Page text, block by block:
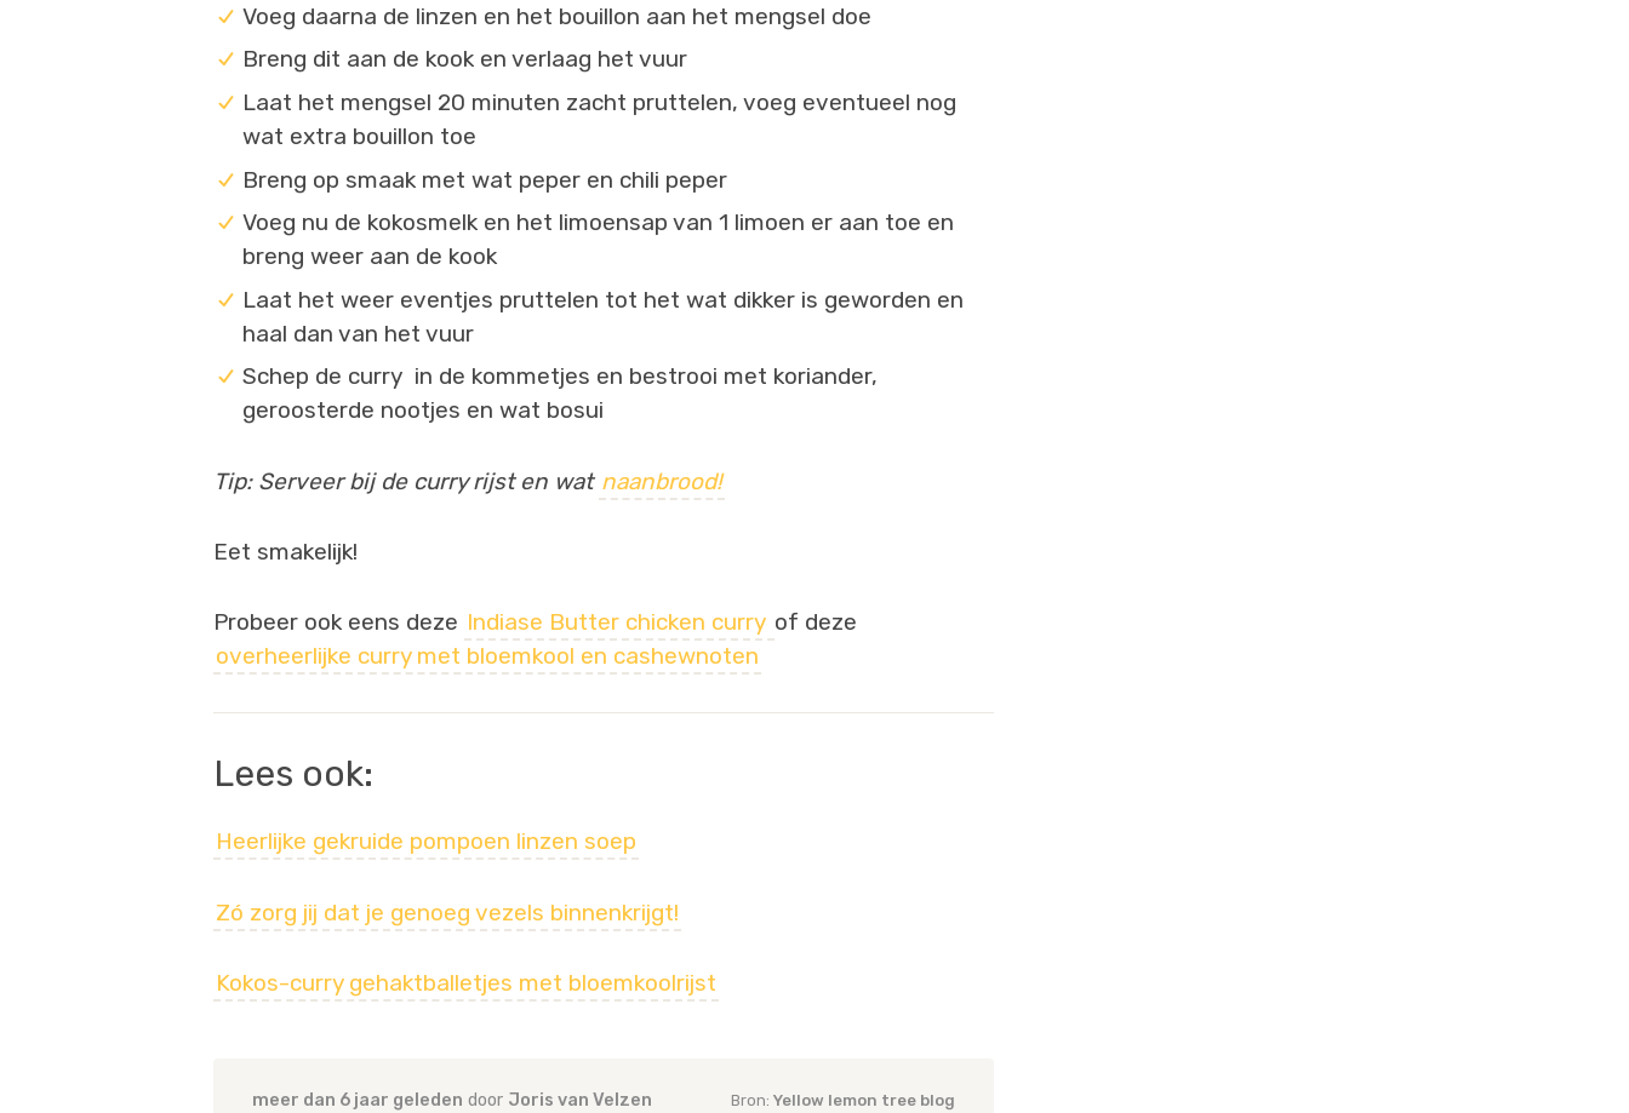
Voeg daarna de linzen en het bouillon aan het mengsel doe
Breng dit aan de kook en verlaag het vuur
Laat het mengsel 20 minuten zacht pruttelen, voeg eventueel nog
wat extra bouillon toe
Breng op smaak met wat peper en chili peper
Voeg nu de kokosmelk en het limoensap van 1 limoen er aan toe en
breng weer aan de kook
Laat het weer eventjes pruttelen tot het wat dikker is geworden en
haal dan van het vuur
Schep de curry in de kommetjes en bestrooi met koriander,
geroosterde nootjes en wat bosui
Tip: Serveer bij de curry rijst en wat naanbrood!
Eet smakelijk!
Probeer ook eens deze Indiase Butter chicken curry of deze
overheerlijke curry met bloemkool en cashewnoten
Lees ook:
Heerlijke gekruide pompoen linzen soep
Zó zorg jij dat je genoeg vezels binnenkrijgt!
Kokos-curry gehaktballetjes met bloemkoolrijst
meer dan 6 jaar geleden door Joris van Velzen Bron: Yellow lemon tree blog